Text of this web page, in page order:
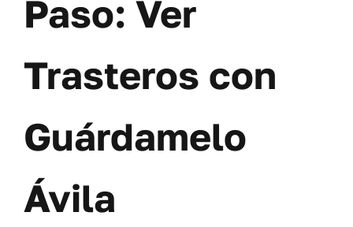
Paso: Ver
Trasteros con
Guárdamelo
Ávila